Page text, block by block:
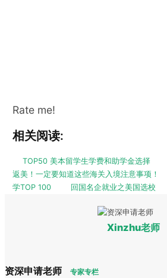
Rate me!
相关阅读:
TOP50 美本留学生学费和助学金选择
返美！一定要知道这些海关入境注意事项！
学TOP 100
回国名企就业之美国选校
Xinzhu老师
资深申请老师 专家专栏